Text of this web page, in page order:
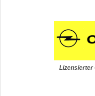
Lizensierter